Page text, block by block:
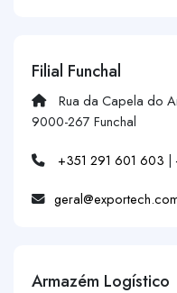
Filial Funchal
Rua da Capela do
9000-267 Funchal
+351 291 601 603 |
Armazém Logístico